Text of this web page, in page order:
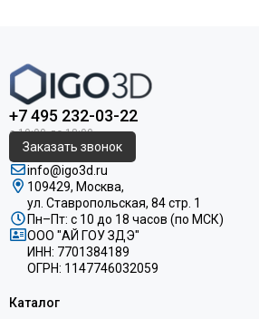
+7 495 232-03-22
Заказать звонок
info@igo3d.ru
109429, Москва,
ул. Ставропольская, 84 стр. 1
Пн–Пт: с 10 до 18 часов (по МСК)
ООО "АЙ ГОУ ЗДЭ"
ИНН: 7701384189
ОГРН: 1147746032059
Каталог